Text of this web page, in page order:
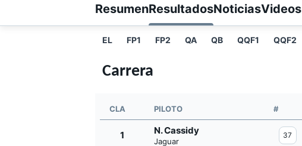
ResumenResultadosNoticiasVideos
EL FP1 FP2 QA QB QQF1 QQF2
Carrera
CLA PILOTO #
1 N. Cassidy
Jaguar
37